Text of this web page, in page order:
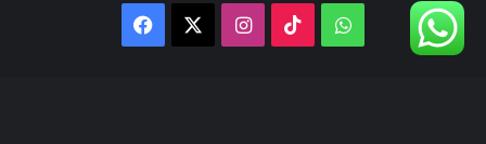
Facebook Instagram
TikTokWhatsApp